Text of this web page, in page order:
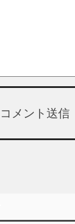
コメント送信